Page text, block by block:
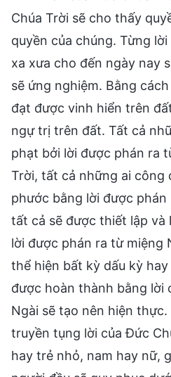
Chúa Trời sẽ cho thấy
quyền của chúng. Từng
xa xưa cho đến ngày nay
sẽ ứng nghiệm. Bằng
đạt được vinh hiển trên
ngự trị trên đất. Tất cả
phạt bởi lời được phán ra
Trời, tất cả những ai công
phước bằng lời được phán
tất cả sẽ được thiết lập và
lời được phán ra từ miệng
thể hiện bất kỳ dấu kỳ
được hoàn thành bằng lời
Ngài sẽ tạo nên hiện
truyền tụng lời của Đức
hay trẻ nhỏ, nam hay nữ,